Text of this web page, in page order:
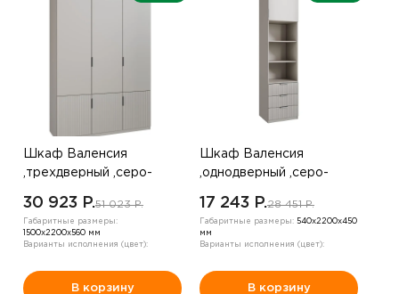
Шкаф Валенсия
,трехдверный ,серо-
30 923 P.51 023 P.
Габаритные размеры:
1500х2200х560 мм
Варианты исполнения (цвет):
В корзину
Шкаф Валенсия
,однодверный ,серо-
17 243 P.28 451 P.
Габаритные размеры: 540х2200х450
мм
Варианты исполнения (цвет):
В корзину